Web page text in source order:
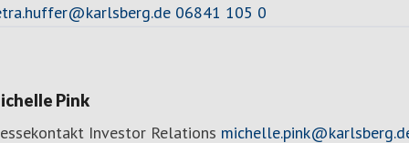
06841 105 0
Pink
Investor Relations